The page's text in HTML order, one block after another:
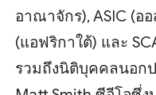
อาณาจักร), ASIC (ออ
(แอฟริกาใต้) และ
รวมถึงนิติบุคคลนอก